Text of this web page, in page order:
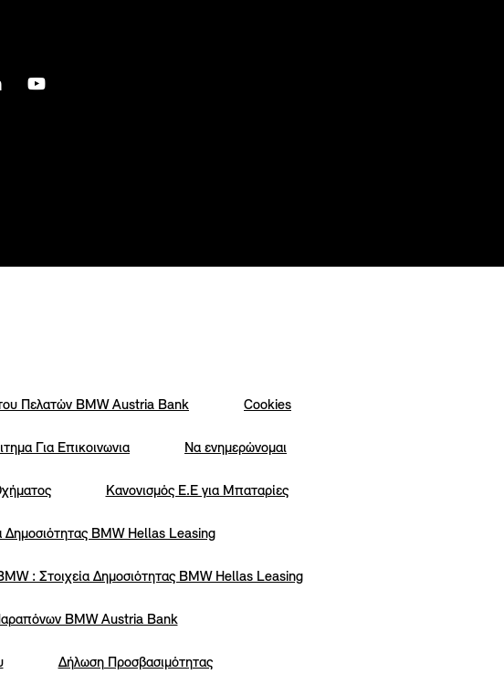
Πελατών ΒΜW Austria Bank Cookies
Για Επικοινωνια Να ενημερώνομαι
Κανονισμός Ε.Ε για Μπαταρίες
Δημοσιότητας BMW Hellas Leasing
: Στοιχεία Δημοσιότητας BMW Hellas Leasing
Παραπόνων BMW Austria Bank
Δήλωση Προσβασιμότητας